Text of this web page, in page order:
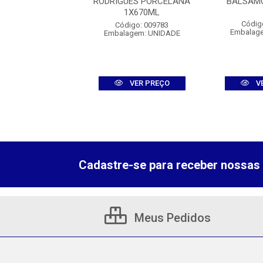
1X670ML
Código: 009783
Embalagem: UNIDADE
VER PREÇO
Cadastre-se para receber
Meus Pedidos